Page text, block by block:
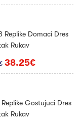
Replike Domaci Dres
Rukav
38.25€
Gostujuci Dres
Rukav